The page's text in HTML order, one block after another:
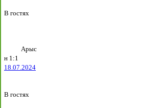
В гостях
Арыс
н 1:1
18.07.2024
В гостях